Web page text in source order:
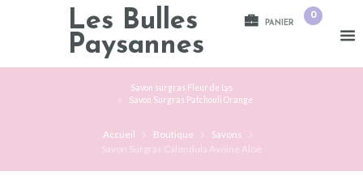
Les Bulles
Paysannes
PANIER
0
Savon surgras Fleur de Lys
Savon Surgras Patchouli Orange
Accueil Boutique
Savons
Savon Surgras Calendula Avoine Aloe